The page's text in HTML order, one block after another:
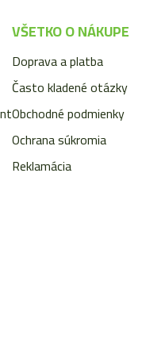
VŠETKO O NÁKUPE
Doprava a platba
Často kladené otázky
Obchodné podmienky
Ochrana súkromia
Reklamácia